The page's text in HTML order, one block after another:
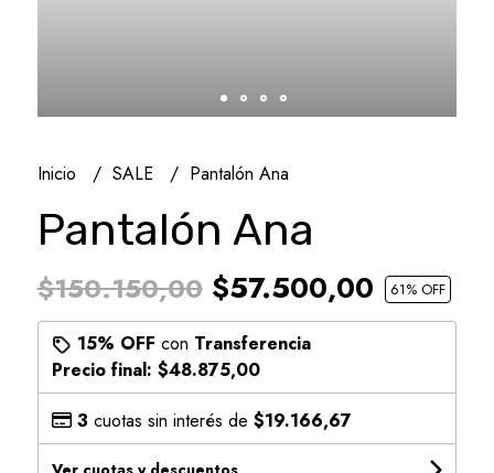
Inicio SALE Pantalón Ana
Pantalón Ana
$150.150,00$57.500,00 61% OFF
15% OFF con Transferencia
Precio final: $48.875,00
3 cuotas sin interés de $19.166,67